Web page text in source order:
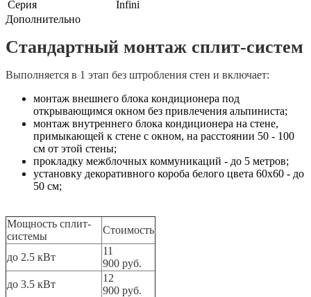
Серия
Infini
Дополнительно
Стандартный монтаж сплит-систем
Выполняется в 1 этап без штробления стен и включает:
монтаж внешнего блока кондиционера под
открывающимся окном без привлечения альпиниста;
монтаж внутреннего блока кондиционера на стене,
примыкающей к стене с окном, на расстоянии 50 - 100
см от этой стены;
прокладку межблочных коммуникаций - до 5 метров;
установку декоративного короба белого цвета 60х60 - до
50 см;
Мощность сплит-
системы
Стоимость
до 2.5 кВт
11
900 руб.
до 3.5 кВт
12
900 руб.